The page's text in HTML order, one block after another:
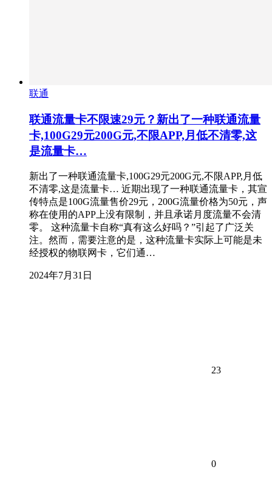
联通
联通流量卡不限速29元？新出了一种联通流量
卡,100G29元200G元,不限APP,月低不清零,这
是流量卡…
新出了一种联通流量卡,100G29元200G元,不限APP,月低
不清零,这是流量卡… 近期出现了一种联通流量卡，其宣
传特点是100G流量售价29元，200G流量价格为50元，声
称在使用的APP上没有限制，并且承诺月度流量不会清
零。 这种流量卡自称“真有这么好吗？”引起了广泛关
注。然而，需要注意的是，这种流量卡实际上可能是未
经授权的物联网卡，它们通…
2024年7月31日
23
0